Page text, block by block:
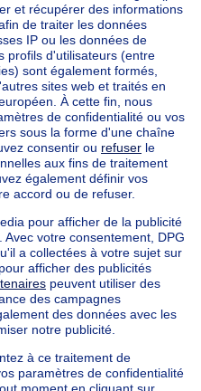
Flamand (province)
à Drogenbos
de la Belgique
à vendre Espagne
à vendre Luxembourg
Pays-bas
à vendre pas cher
louer pas cher
avec chambres
avec 3 chambres
3 chambres
avec 3 chambres
3 chambres
chambres Bruxelles-ville